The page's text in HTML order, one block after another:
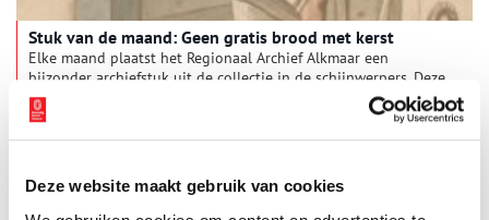
Deze website maakt gebruik van cookies
Stuk van de maand: Geen gratis brood met kerst
Elke maand plaatst het Regionaal Archief Alkmaar een
bijzonder archiefstuk uit de collectie in de schijnwerpers. Deze
keer: een overeenkomst uit 1795 waarin de bakkers van
Egmond aan Zee afspreken geen gratis broden meer weg te
geven met kerst. De bakkers van Egmond aan Zee hadden het
daarom dit contract op, waarin ze een paar afspraken
vastlegden om hun ‘eigene ondergang te voorkoomen’.